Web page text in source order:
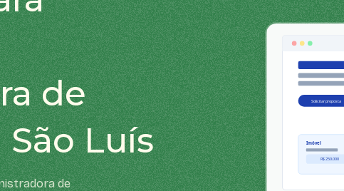
de
Luís
de